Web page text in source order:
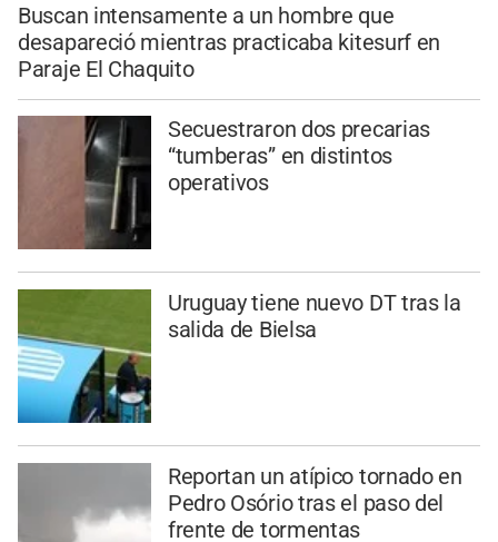
Buscan intensamente a un hombre que
desapareció mientras practicaba kitesurf en
Paraje El Chaquito
Secuestraron dos precarias
“tumberas” en distintos
operativos
Uruguay tiene nuevo DT tras la
salida de Bielsa
Reportan un atípico tornado en
Pedro Osório tras el paso del
frente de tormentas